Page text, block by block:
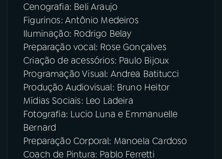
Cenografia: Beli Araujo
Figurinos: Antônio Medeiros
Iluminação: Rodrigo Belay
Preparação vocal: Rose Gonçalves
Criação de acessórios: Paulo Bijoux
Programação Visual: Andrea Batitucci
Produção Audiovisual: Bruno Heitor
Mídias Sociais: Leo Ladeira
Fotografia: Lucio Luna e Emmanuelle
Bernard
Preparação Corporal: Manoela Cardoso
Coach de Pintura: Pablo Ferretti